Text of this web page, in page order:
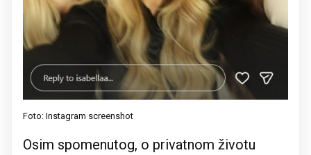
Foto: Instagram screenshot
Osim spomenutog, o privatnom životu